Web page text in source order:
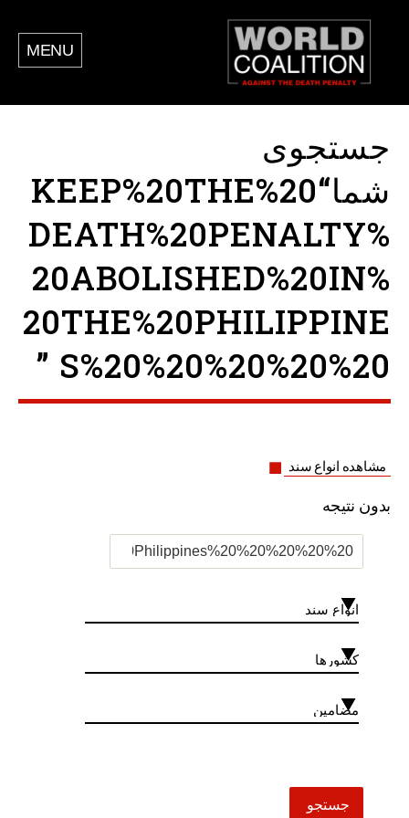
MENU
جستجوی
شما“KEEP%20THE%20
DEATH%20PENALTY%
20ABOLISHED%20IN%
20THE%20PHILIPPINE
S%20%20%20%20%20 ”
مشاهده انواع سند
بدون نتیجه